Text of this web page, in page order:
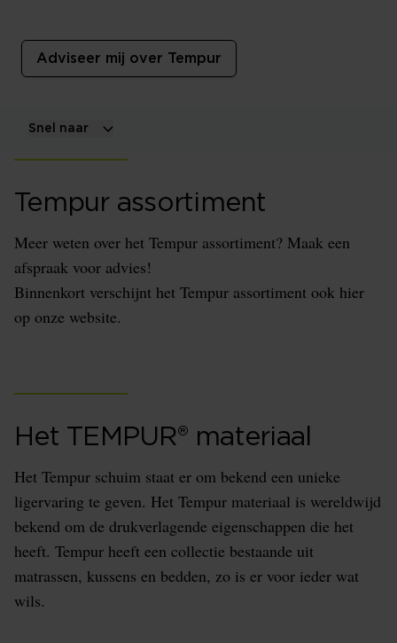
Adviseer mij over Tempur
Snel naar
Tempur assortiment
Meer weten over het Tempur assortiment? Maak een
afspraak voor advies!
Binnenkort verschijnt het Tempur assortiment ook hier
op onze website.
Het TEMPUR® materiaal
Het Tempur schuim staat er om bekend een unieke
ligervaring te geven. Het Tempur materiaal is wereldwijd
bekend om de drukverlagende eigenschappen die het
heeft. Tempur heeft een collectie bestaande uit
matrassen, kussens en bedden, zo is er voor ieder wat
wils.